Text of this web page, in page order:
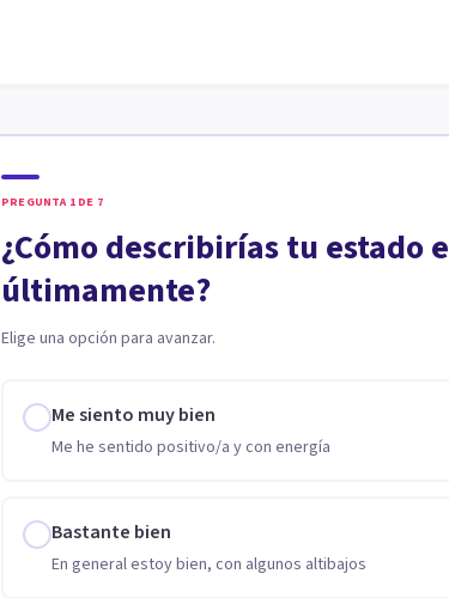
PREGUNTA 1 DE 7
¿Cómo describirías tu estado
últimamente?
Elige una opción para avanzar.
Me siento muy bien
Me he sentido positivo/a y con energía
Bastante bien
En general estoy bien, con algunos altibajos